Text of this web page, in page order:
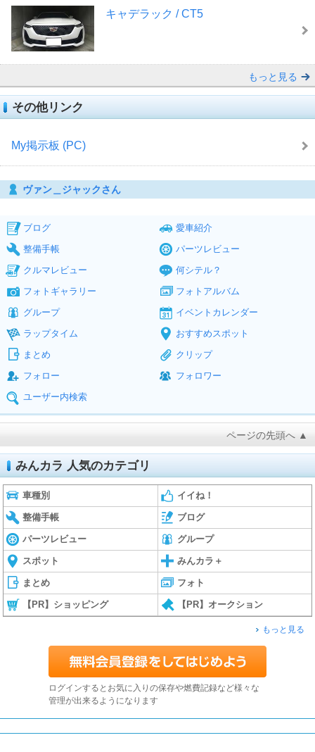
キャデラック / CT5
もっと見る
その他リンク
My掲示板 (PC)
ヴァン＿ジャックさん
ブログ
愛車紹介
整備手帳
パーツレビュー
クルマレビュー
何シテル？
フォトギャラリー
フォトアルバム
グループ
イベントカレンダー
ラップタイム
おすすめスポット
まとめ
クリップ
フォロー
フォロワー
ユーザー内検索
ページの先頭へ ▲
みんカラ 人気のカテゴリ
車種別 イイね！
整備手帳 ブログ
パーツレビュー グループ
スポット みんカラ＋
まとめ フォト
【PR】ショッピング 【PR】オークション
もっと見る
ログインするとお気に入りの保存や燃費記録など様々な
管理が出来るようになります